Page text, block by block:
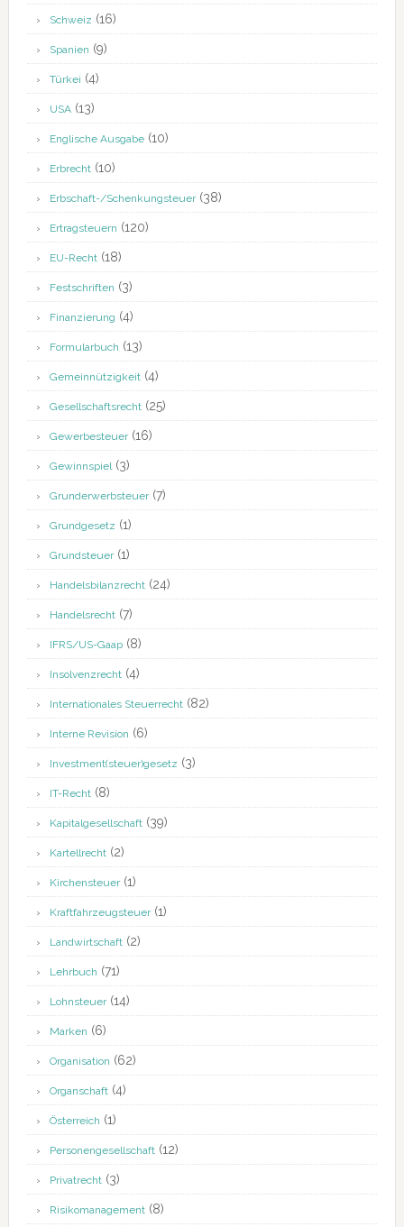
Schweiz (16)
Spanien (9)
Türkei (4)
USA(13)
Englische Ausgabe(10)
Erbrecht(10)
Erbschaft-/Schenkungsteuer(38)
Ertragsteuern (120)
EU-Recht(18)
Festschriften (3)
Finanzierung (4)
Formularbuch (13)
Gemeinnützigkeit(4)
Gesellschaftsrecht(25)
Gewerbesteuer(16)
Gewinnspiel(3)
Grunderwerbsteuer(7)
Grundgesetz (1)
Grundsteuer(1)
Handelsbilanzrecht(24)
Handelsrecht(7)
IFRS/US-Gaap(8)
Insolvenzrecht(4)
Internationales Steuerrecht(82)
Interne Revision (6)
Investment(steuer)gesetz (3)
IT-Recht(8)
Kapitalgesellschaft(39)
Kartellrecht(2)
Kirchensteuer(1)
Kraftfahrzeugsteuer(1)
Landwirtschaft(2)
Lehrbuch (71)
Lohnsteuer(14)
Marken (6)
Organisation (62)
Organschaft(4)
Österreich (1)
Personengesellschaft(12)
Privatrecht(3)
Risikomanagement(8)